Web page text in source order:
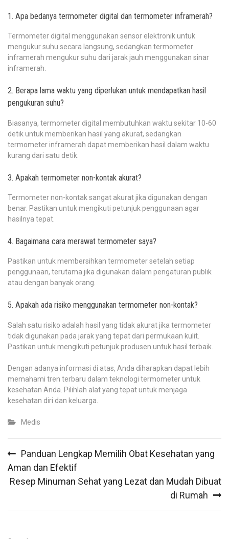
1. Apa bedanya termometer digital dan termometer inframerah?
Termometer digital menggunakan sensor elektronik untuk
mengukur suhu secara langsung, sedangkan termometer
inframerah mengukur suhu dari jarak jauh menggunakan sinar
inframerah.
2. Berapa lama waktu yang diperlukan untuk mendapatkan hasil
pengukuran suhu?
Biasanya, termometer digital membutuhkan waktu sekitar 10-60
detik untuk memberikan hasil yang akurat, sedangkan
termometer inframerah dapat memberikan hasil dalam waktu
kurang dari satu detik.
3. Apakah termometer non-kontak akurat?
Termometer non-kontak sangat akurat jika digunakan dengan
benar. Pastikan untuk mengikuti petunjuk penggunaan agar
hasilnya tepat.
4. Bagaimana cara merawat termometer saya?
Pastikan untuk membersihkan termometer setelah setiap
penggunaan, terutama jika digunakan dalam pengaturan publik
atau dengan banyak orang.
5. Apakah ada risiko menggunakan termometer non-kontak?
Salah satu risiko adalah hasil yang tidak akurat jika termometer
tidak digunakan pada jarak yang tepat dari permukaan kulit.
Pastikan untuk mengikuti petunjuk produsen untuk hasil terbaik.
Dengan adanya informasi di atas, Anda diharapkan dapat lebih
memahami tren terbaru dalam teknologi termometer untuk
kesehatan Anda. Pilihlah alat yang tepat untuk menjaga
kesehatan diri dan keluarga.
Medis
navigation
Panduan Lengkap Memilih Obat Kesehatan yang
Aman dan Efektif
Resep Minuman Sehat yang Lezat dan Mudah Dibuat
di Rumah